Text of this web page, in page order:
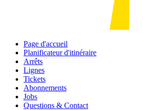
Page d'accueil
Planificateur d'itinéraire
Arrêts
Lignes
Tickets
Abonnements
Jobs
Questions & Contact